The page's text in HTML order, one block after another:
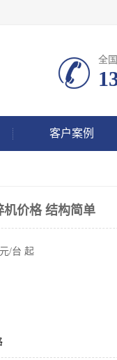
全
客户案例
机价格 结构简单
元/台 起